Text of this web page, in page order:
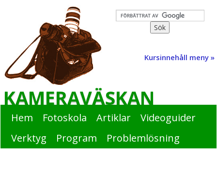
Kursinnehåll meny »
KAMERAVÄSKAN
Hem Fotoskola Artiklar
Videoguider
Verktyg
Program Problemlösning